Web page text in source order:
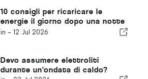
10 consigli per ricaricare le
energie il giorno dopo una notte
insonne
in - 12 Jul 2026
Devo assumere elettroliti
durante un’ondata di caldo?